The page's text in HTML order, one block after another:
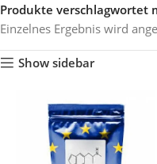
Produkte verschlagwortet
Einzelnes Ergebnis wird
Show sidebar